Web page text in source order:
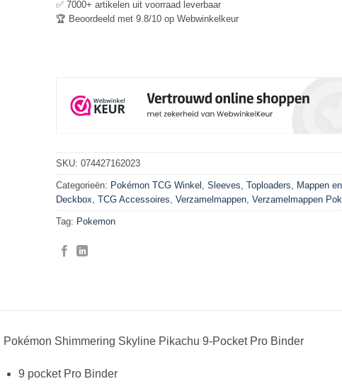
✅ 7000+ artikelen uit voorraad leverbaar
🏆 Beoordeeld met 9.8/10 op Webwinkelkeur
SKU: 074427162023
Categorieën: Pokémon TCG Winkel , Sleeves, Toploaders, Mappen en
Deckbox, TCG Accessoires, Verzamelmappen, Verzamelmappen
Tag: Pokemon
Pokémon Shimmering Skyline Pikachu 9-Pocket Pro Binder
9 pocket Pro Binder